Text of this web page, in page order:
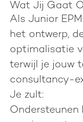
Wat Jij Gaat
Als Junior
het ontwerp,
optimalisatie
terwijl je jouw
consultancy-
Je zult:
Ondersteunen